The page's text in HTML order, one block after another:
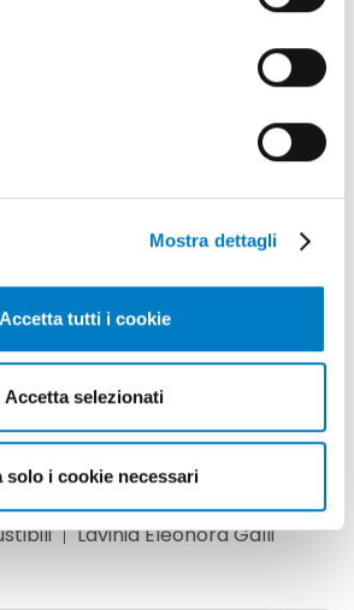
Mostra dettagli
Accetta tutti i cookie
Accetta selezionati
solo i cookie necessari
Lavinia Eleonora Galli